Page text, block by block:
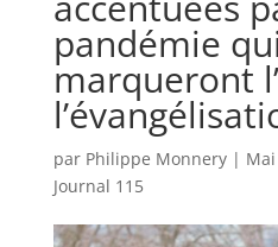
pandémie
marqueront
par Philippe Monnery| Mai
Journal 115